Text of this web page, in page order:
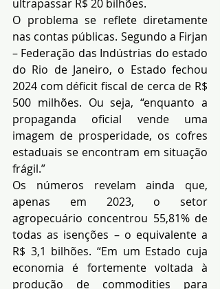
ultrapassar R$ 20 bilhões.
O problema se reflete diretamente
nas contas públicas. Segundo a Firjan
– Federação das Indústrias do estado
do Rio de Janeiro, o Estado fechou
2024 com déficit fiscal de cerca de R$
500 milhões. Ou seja, “enquanto a
propaganda oficial vende uma
imagem de prosperidade, os cofres
estaduais se encontram em situação
frágil.”
Os números revelam ainda que,
apenas em 2023, o setor
agropecuário concentrou 55,81% de
todas as isenções – o equivalente a
R$ 3,1 bilhões. “Em um Estado cuja
economia é fortemente voltada à
produção de commodities para